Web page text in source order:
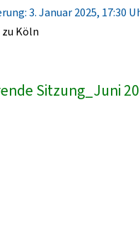
3. Januar 2025, 17:30
Köln
Sitzung_Juni